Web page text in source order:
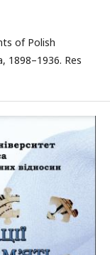
of Polish
1898–1936. Res